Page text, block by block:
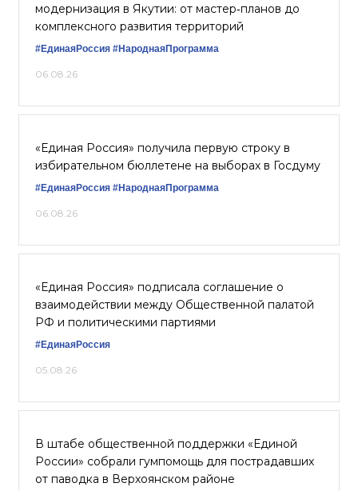
модернизация в Якутии: от мастер‑планов до
комплексного развития территорий
#ЕдинаяРоссия #НароднаяПрограмма
06.08.26
«Единая Россия» получила первую строку в
избирательном бюллетене на выборах в Госдуму
#ЕдинаяРоссия #НароднаяПрограмма
06.08.26
«Единая Россия» подписала соглашение о
взаимодействии между Общественной палатой
РФ и политическими партиями
#ЕдинаяРоссия
05.08.26
В штабе общественной поддержки «Единой
России» собрали гумпомощь для пострадавших
от паводка в Верхоянском районе